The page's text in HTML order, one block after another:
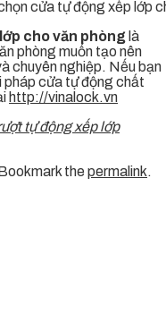
cửa tự động xếp lớp
cho văn phòng là
phòng muốn tạo nên
chuyên nghiệp. Nếu bạn
pháp cửa tự động chất
http://vinalock.vn
tự động xếp lớp
thepermalink.